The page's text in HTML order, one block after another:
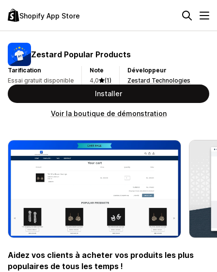
Shopify App Store
Zestard Popular Products
Tarification
Essai gratuit disponible
Note
4,0
(1)
Développeur
Zestard Technologies
Installer
Voir la boutique de démonstration
Aidez vos clients à acheter vos produits les plus
populaires de tous les temps !